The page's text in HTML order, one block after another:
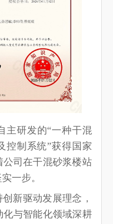
研发的“一种干混
控制系统”获得国家
司在干混砂浆楼站
一步。
新驱动发展理念，
与智能化领域深耕